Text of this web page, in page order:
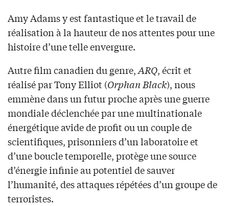
Amy Adams y est fantastique et le travail de
réalisation à la hauteur de nos attentes pour une
histoire d’une telle envergure.
Autre film canadien du genre,ARQ, écrit et
réalisé par Tony Elliot (Orphan Black), nous
emmène dans un futur proche après une guerre
mondiale déclenchée par une multinationale
énergétique avide de profit ou un couple de
scientifiques, prisonniers d’un laboratoire et
d’une boucle temporelle, protège une source
d’énergie infinie au potentiel de sauver
l’humanité, des attaques répétées d’un groupe de
terroristes.